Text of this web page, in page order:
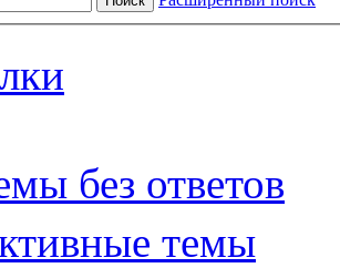
без ответов
темы